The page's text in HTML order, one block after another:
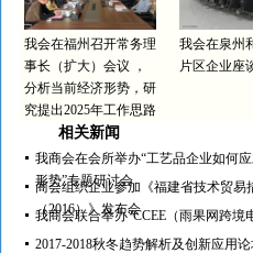
我会在福州召开常务理
事长（扩大）会议 ，
分析当前经济形势，研
究提出2025年工作思路
我会在泉州
片区企业座
相关新闻
我商会在会所举办“工艺品企业如何
形势”专题研讨会
商会组织企业参加《福建省技术贸易
（2016）》发布会
我商会联合举办“CCEE（雨果网跨境
2017-2018秋冬趋势解析及创新应用